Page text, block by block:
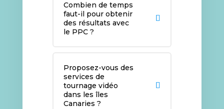
Combien de temps
faut-il pour obtenir
des résultats avec
le PPC ?
Proposez-vous des
services de
tournage vidéo
dans les îles
Canaries ?